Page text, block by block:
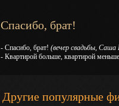
Спасибо, брат!
- Спасибо, брат! (вечер свадьбы, Саша
- Квартирой больше, квартирой
Другие популярные